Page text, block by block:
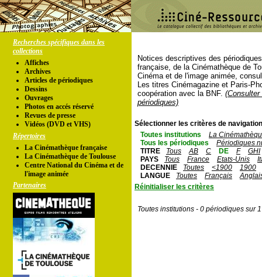
Recherches spécifiques dans les
collections
Affiches
Archives
Articles de périodiques
Dessins
Ouvrages
Photos en accés réservé
Revues de presse
Vidéos (DVD et VHS)
Répertoires
La Cinémathèque française
La Cinémathèque de Toulouse
Centre National du Cinéma et de
l'image animée
Partenaires
Notices descriptives des
française, de la Cinémathèque de
Cinéma et de l'image animée,
Les titres Cinémagazine et Paris-
coopération avec la BNF.
périodiques)
Sélectionner les critères de
Toutes institutions
La
Tous les périodiques
Périodiques
TITRE
Tous AB C DE F
GHI
PAYS
Tous France Etats-Unis
DECENNIE
Toutes <1900
1900
LANGUE
Toutes Français
Réinitialiser les critères
Toutes institutions - 0 périodiques sur